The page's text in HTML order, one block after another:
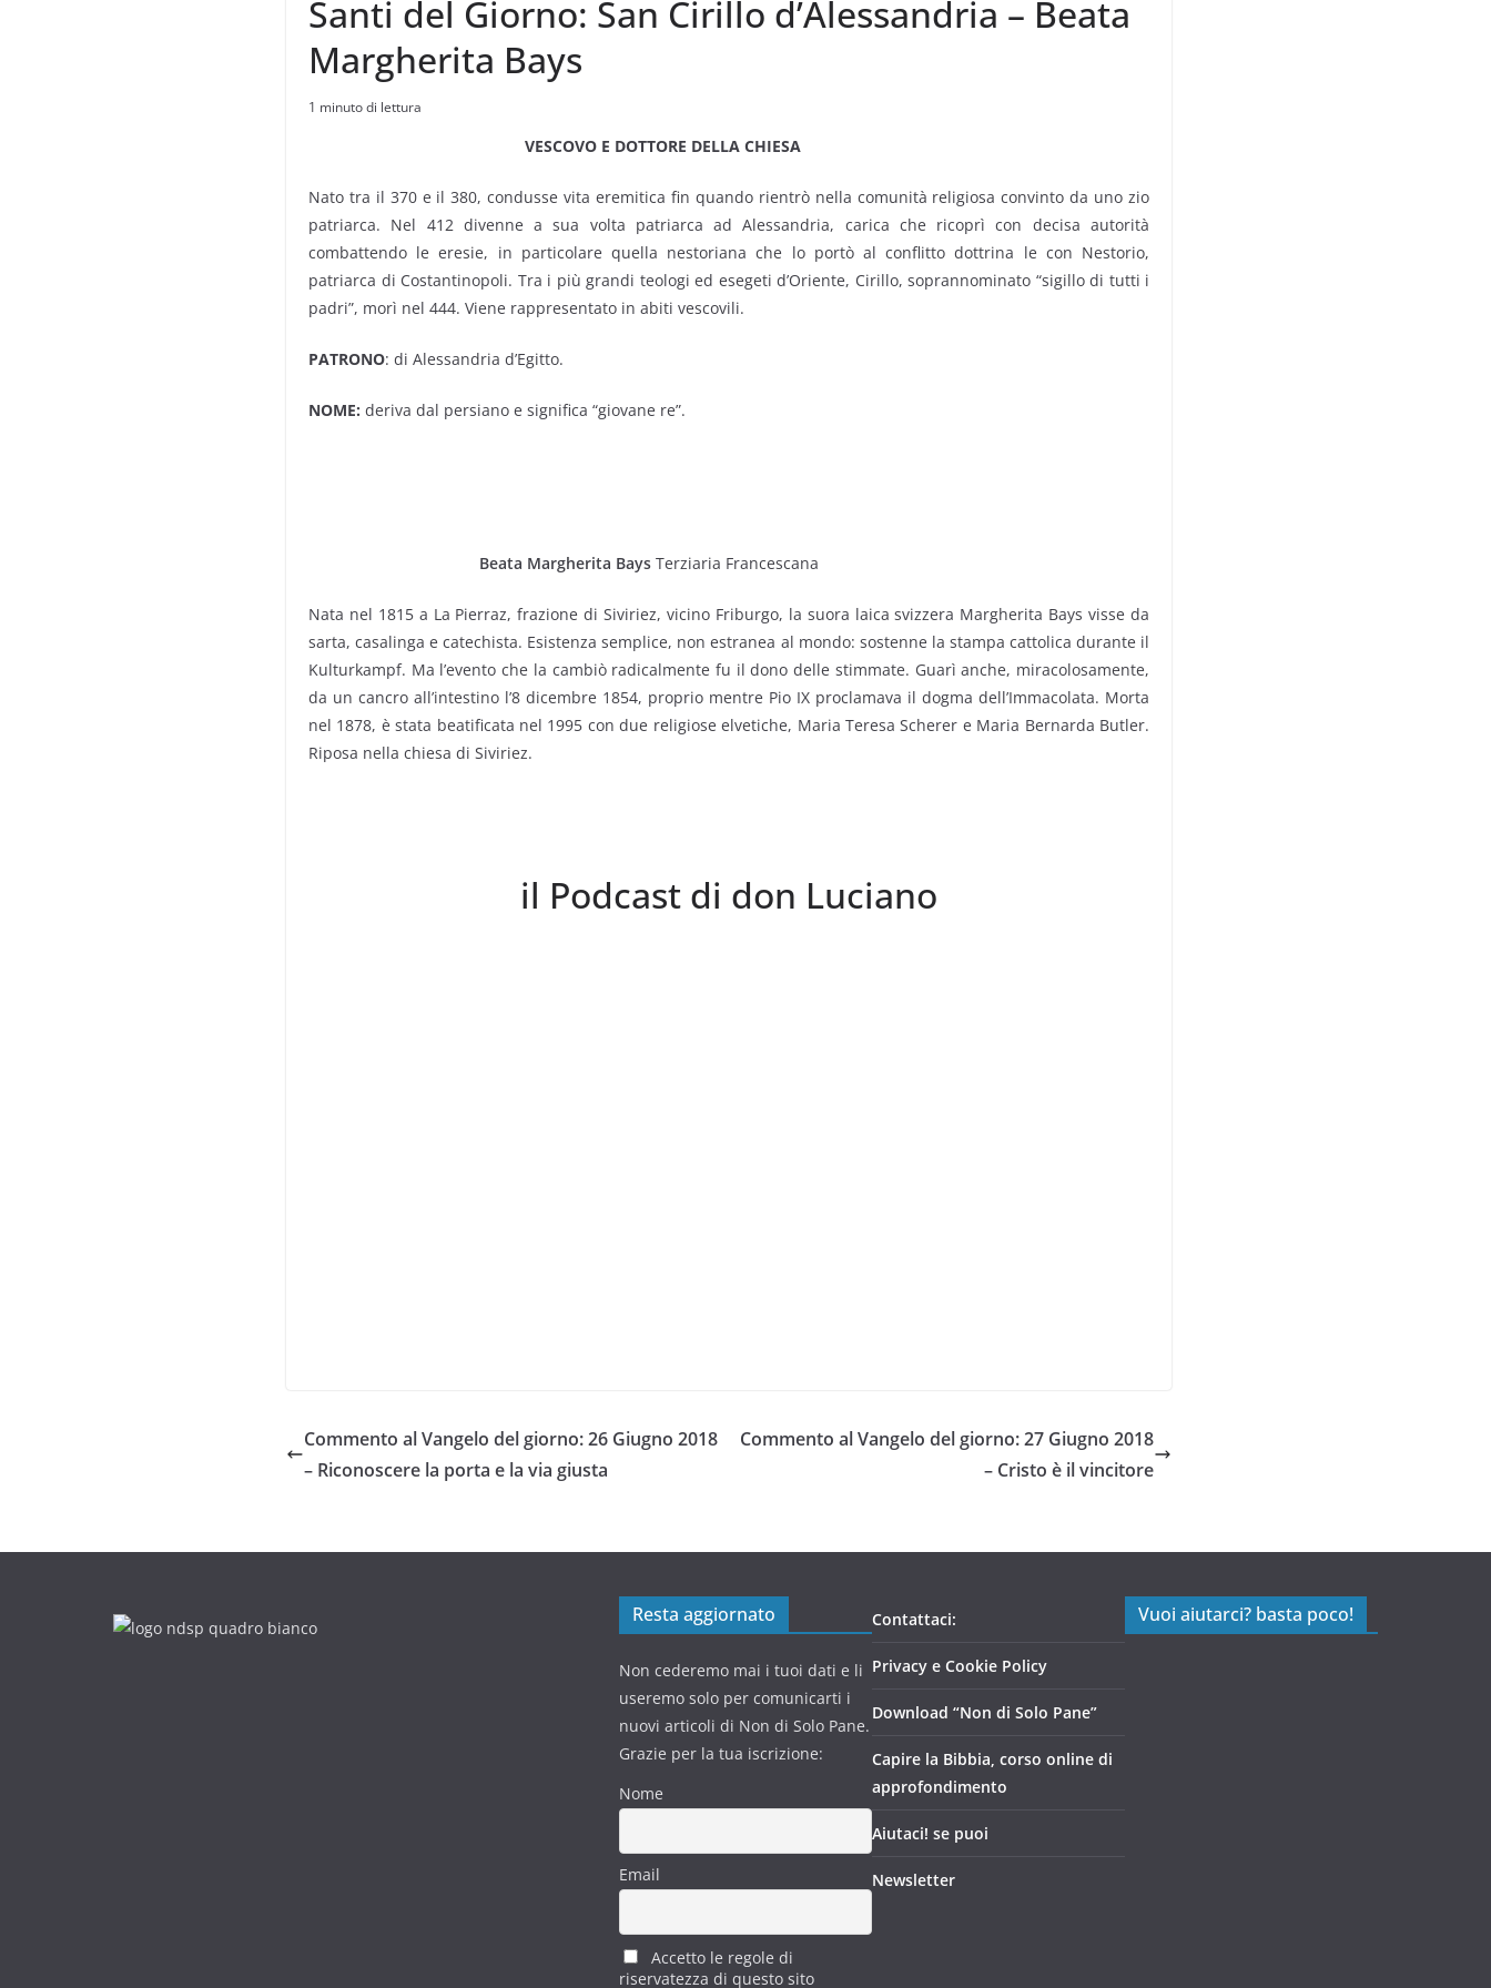
Santi del Giorno: San Cirillo d’Alessandria – Beata
Margherita Bays
1 minuto di lettura
VESCOVO E DOTTORE DELLA CHIESA
Nato tra il 370 e il 380, condusse vita eremitica fin quando rientrò nella comunità religiosa convinto da uno zio
patriarca. Nel 412 divenne a sua volta patriarca ad Alessandria, carica che ricoprì con decisa autorità
combattendo le eresie, in particolare quella nestoriana che lo portò al conflitto dottrina le con Nestorio,
patriarca di Costantinopoli. Tra i più grandi teologi ed esegeti d’Oriente, Cirillo, soprannominato “sigillo di tutti i
padri”, morì nel 444. Viene rappresentato in abiti vescovili.
PATRONO: di Alessandria d’Egitto.
NOME: deriva dal persiano e significa “giovane re”.
Beata Margherita Bays Terziaria Francescana
Nata nel 1815 a La Pierraz, frazione di Siviriez, vicino Friburgo, la suora laica svizzera Margherita Bays visse da
sarta, casalinga e catechista. Esistenza semplice, non estranea al mondo: sostenne la stampa cattolica durante il
Kulturkampf. Ma l’evento che la cambiò radicalmente fu il dono delle stimmate. Guarì anche, miracolosamente,
da un cancro all’intestino l’8 dicembre 1854, proprio mentre Pio IX proclamava il dogma dell’Immacolata. Morta
nel 1878, è stata beatificata nel 1995 con due religiose elvetiche, Maria Teresa Scherer e Maria Bernarda Butler.
Riposa nella chiesa di Siviriez.
il Podcast di don Luciano
Commento al Vangelo del giorno: 26 Giugno 2018
– Riconoscere la porta e la via giusta
Commento al Vangelo del giorno: 27 Giugno 2018
– Cristo è il vincitore
Resta aggiornato
Non cederemo mai i tuoi dati e li
useremo solo per comunicarti i
nuovi articoli di Non di Solo Pane.
Grazie per la tua iscrizione:
Nome
Email
Accetto le regole di
riservatezza di questo sito
Contattaci:
Privacy e Cookie Policy
Download “Non di Solo Pane”
Capire la Bibbia, corso online di
approfondimento
Aiutaci! se puoi
Newsletter
Vuoi aiutarci? basta poco!